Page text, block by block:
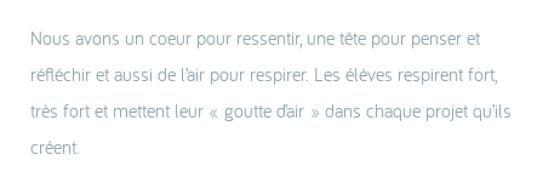
Nous avons un coeur pour ressentir, une tête pour penser et
réfléchir et aussi de l’air pour respirer. Les élèves respirent fort,
très fort et mettent leur « goutte d’air » dans chaque projet qu’ils
créent.